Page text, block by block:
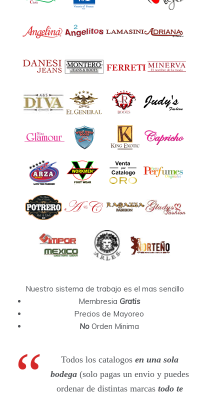
Nuestro sistema de trabajo es el mas sencillo
Membresia Gratis
Precios de Mayoreo
NoOrden Minima
Todos los catalogos en una sola
bodega (solo pagas un envio y puedes
ordenar de distintas marcastodo te